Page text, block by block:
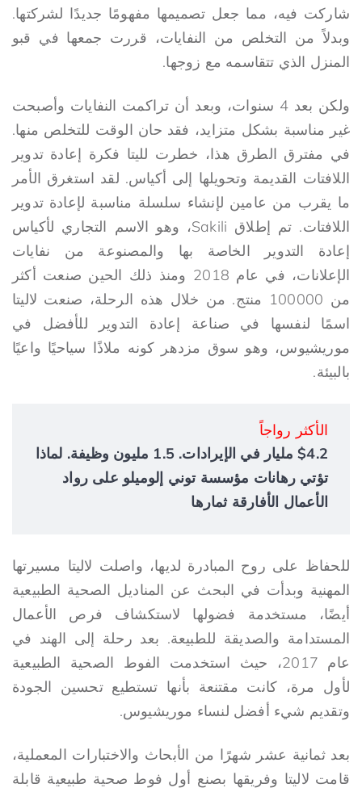
شاركت فيه، مما جعل تصميمها مفهومًا جديدًا لشركتها.
وبدلاً من التخلص من النفايات، قررت جمعها في قبو
المنزل الذي تتقاسمه مع زوجها.
ولكن بعد 4 سنوات، وبعد أن تراكمت النفايات وأصبحت
غير مناسبة بشكل متزايد، فقد حان الوقت للتخلص منها.
في مفترق الطرق هذا، خطرت لليتا فكرة إعادة تدوير
اللافتات القديمة وتحويلها إلى أكياس. لقد استغرق الأمر
ما يقرب من عامين لإنشاء سلسلة مناسبة لإعادة تدوير
اللافتات. تم إطلاق Sakili، وهو الاسم التجاري لأكياس
إعادة التدوير الخاصة بها والمصنوعة من نفايات
الإعلانات، في عام 2018 ومنذ ذلك الحين صنعت أكثر
من 100000 منتج. من خلال هذه الرحلة، صنعت لاليتا
اسمًا لنفسها في صناعة إعادة التدوير للأفضل في
موريشيوس، وهو سوق مزدهر كونه ملاذًا سياحيًا واعيًا
بالبيئة.
الأكثر رواجاً
$4.2 مليار في الإيرادات. 1.5 مليون وظيفة. لماذا
تؤتي رهانات مؤسسة توني إلوميلو على رواد
الأعمال الأفارقة ثمارها
للحفاظ على روح المبادرة لديها، واصلت لاليتا مسيرتها
المهنية وبدأت في البحث عن المناديل الصحية الطبيعية
أيضًا، مستخدمة فضولها لاستكشاف فرص الأعمال
المستدامة والصديقة للطبيعة. بعد رحلة إلى الهند في
عام 2017، حيث استخدمت الفوط الصحية الطبيعية
لأول مرة، كانت مقتنعة بأنها تستطيع تحسين الجودة
وتقديم شيء أفضل لنساء موريشيوس.
بعد ثمانية عشر شهرًا من الأبحاث والاختبارات المعملية،
قامت لاليتا وفريقها بصنع أول فوط صحية طبيعية قابلة